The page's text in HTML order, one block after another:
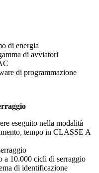
di energia
di avviatori
di programmazione
eseguito nella modalità
tempo in CLASSE A
a 10.000 cicli di serraggio
di identificazione